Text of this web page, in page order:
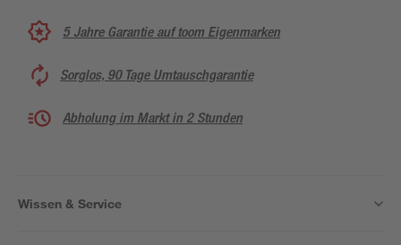
5 Jahre Garantie auf toom Eigenmarken
Sorglos, 90 Tage Umtauschgarantie
Abholung im Markt in 2 Stunden
Wissen & Service